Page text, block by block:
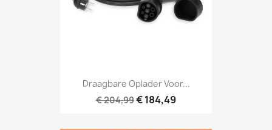
Draagbare Oplader Voor...
€ 204,99€ 184,49